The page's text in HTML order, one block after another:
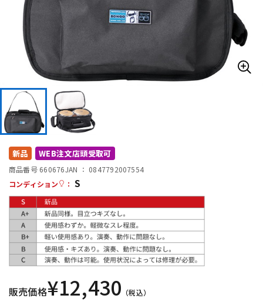
DJ機器 DTM
DTM オンライン納品
配信/ライブ機器
中古 ヴィンテージ
新品 WEB注文店頭受取可
商品番号 660676JAN ： 0847792007554
コンディション
： S
販売価格¥12,430 （税込）